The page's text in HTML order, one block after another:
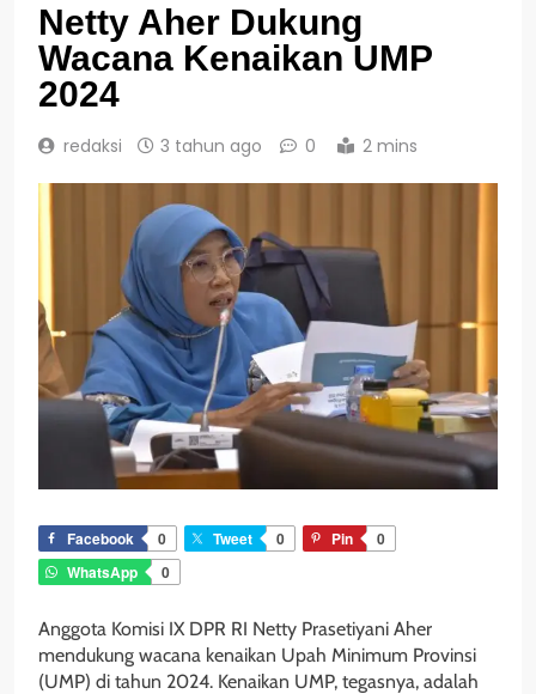
Netty Aher Dukung
Wacana Kenaikan UMP
2024
redaksi 3 tahun ago 0 2 mins
Facebook 0 Tweet 0 Pin
0
WhatsApp
0
Anggota Komisi IX DPR RI Netty Prasetiyani Aher
mendukung wacana kenaikan Upah Minimum Provinsi
(UMP) di tahun 2024. Kenaikan UMP, tegasnya, adalah